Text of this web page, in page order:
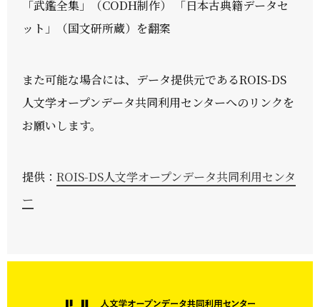
「武鑑全集」（CODH制作） 「日本古典籍データセ
ット」（国文研所蔵）を翻案
また可能な場合には、データ提供元であるROIS-DS
人文学オープンデータ共同利用センターへのリンクを
お願いします。
提供：ROIS-DS人文学オープンデータ共同利用センタ
ー